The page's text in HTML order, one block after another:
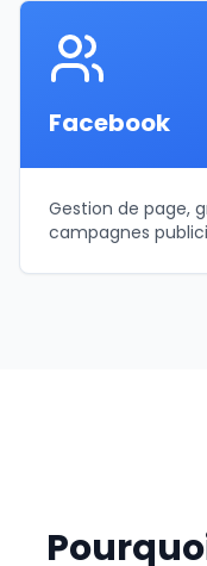
Facebook
Gestion de page,
campagnes